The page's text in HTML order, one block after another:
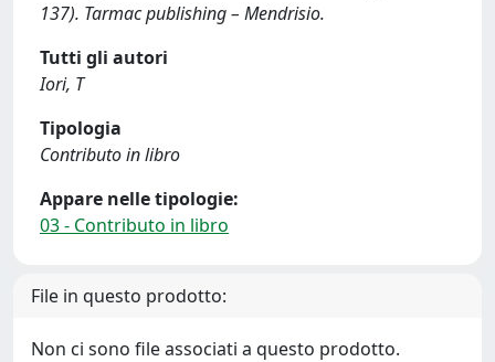
137). Tarmac publishing – Mendrisio.
Tutti gli autori
Iori, T
Tipologia
Contributo in libro
Appare nelle tipologie:
03 - Contributo in libro
File in questo prodotto:
Non ci sono file associati a questo prodotto.